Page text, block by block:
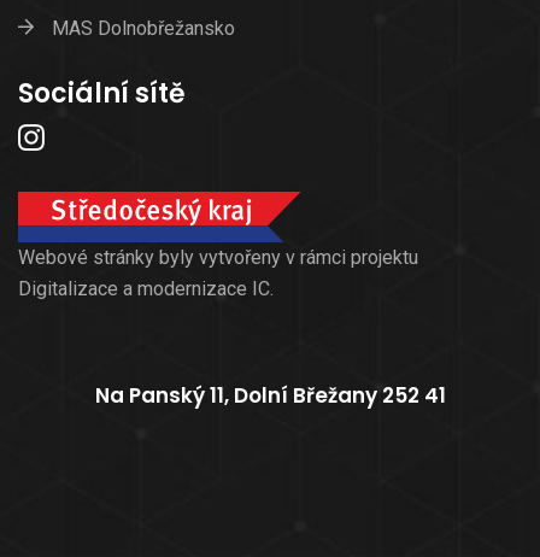
MAS Dolnobřežansko
Sociální sítě
Webové stránky byly vytvořeny v rámci projektu
Digitalizace a modernizace IC.
Na Panský 11, Dolní Břežany 252 41